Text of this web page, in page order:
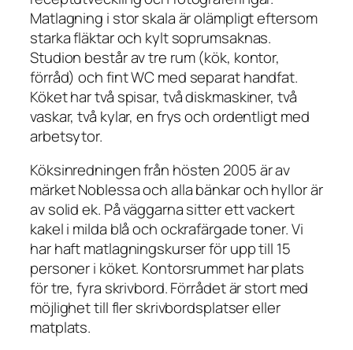
Matlagning i stor skala är olämpligt eftersom
starka fläktar och kylt soprumsaknas.
Studion består av tre rum (kök, kontor,
förråd) och fint WC med separat handfat.
Köket har två spisar, två diskmaskiner, två
vaskar, två kylar, en frys och ordentligt med
arbetsytor.
Köksinredningen från hösten 2005 är av
märket Noblessa och alla bänkar och hyllor är
av solid ek. På väggarna sitter ett vackert
kakel i milda blå och ockrafärgade toner. Vi
har haft matlagningskurser för upp till 15
personer i köket. Kontorsrummet har plats
för tre, fyra skrivbord. Förrådet är stort med
möjlighet till fler skrivbordsplatser eller
matplats.